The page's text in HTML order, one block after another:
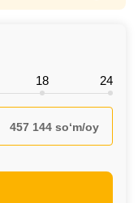
18 24
457 144 so‘m/oy